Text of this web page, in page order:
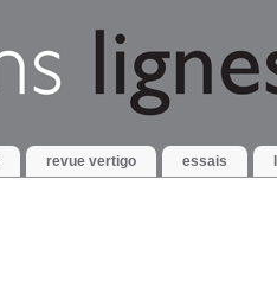
revue vertigo essais